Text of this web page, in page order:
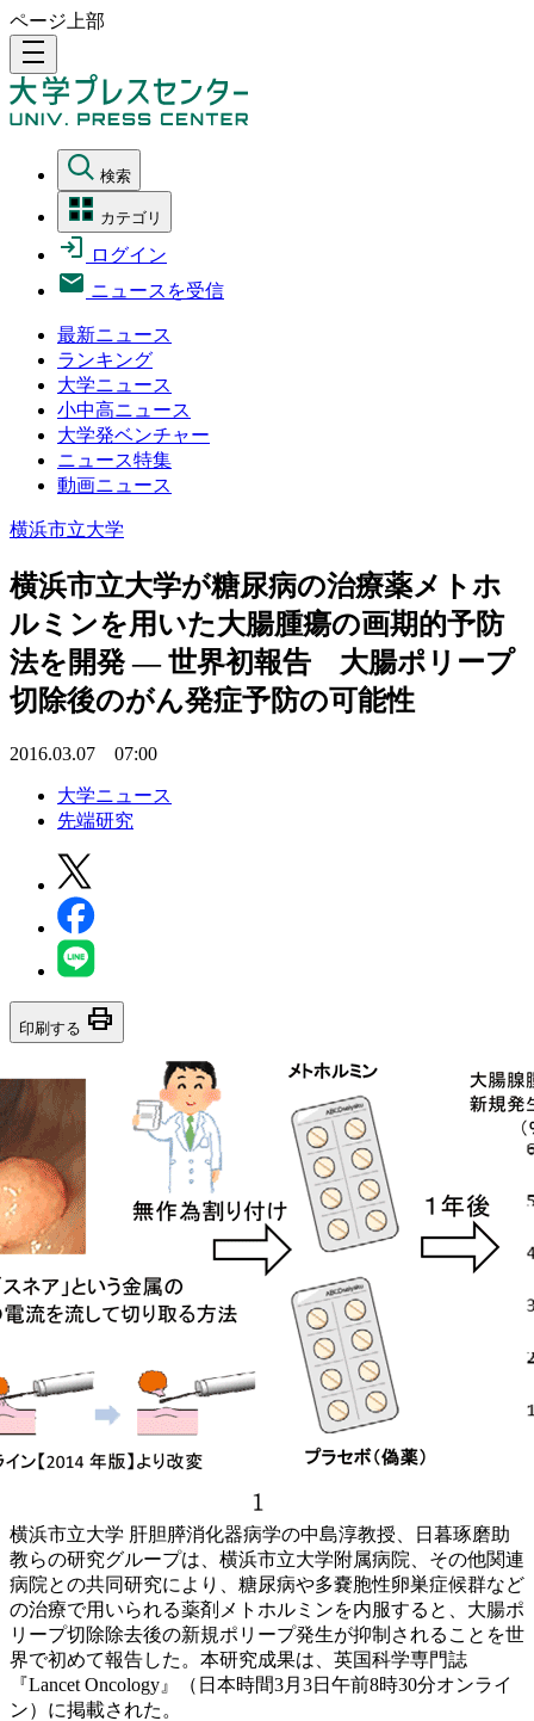
ページ上部
density_medium
検索
カテゴリ
ログイン
ニュースを受信
最新ニュース
ランキング
大学ニュース
小中高ニュース
大学発ベンチャー
ニュース特集
動画ニュース
横浜市立大学
横浜市立大学が糖尿病の治療薬メトホ
ルミンを用いた大腸腫瘍の画期的予防
法を開発 — 世界初報告 大腸ポリープ
切除後のがん発症予防の可能性
2016.03.07 07:00
大学ニュース
先端研究
印刷する print
横浜市立大学 肝胆膵消化器病学の中島淳教授、日暮琢磨助
教らの研究グループは、横浜市立大学附属病院、その他関連
病院との共同研究により、糖尿病や多嚢胞性卵巣症候群など
の治療で用いられる薬剤メトホルミンを内服すると、大腸ポ
リープ切除除去後の新規ポリープ発生が抑制されることを世
界で初めて報告した。本研究成果は、英国科学専門誌
『Lancet Oncology』（日本時間3月3日午前8時30分オンライ
ン）に掲載された。